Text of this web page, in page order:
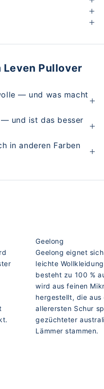
Leven Pullover
— und was macht
und ist das besser
in anderen Farben
Geelong
Geelong eignet
leichte
besteht zu 100 %
wird aus feinen
hergestellt, die aus
allerersten Schur
gezüchteter
Lämmer stammen.